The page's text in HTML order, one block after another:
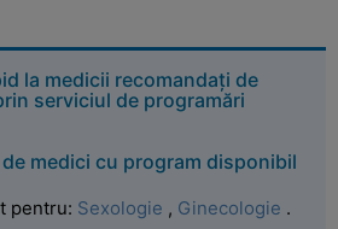
la medicii recomandați de
serviciul de programări
medici cu program disponibil
pentru: Sexologie , Ginecologie .